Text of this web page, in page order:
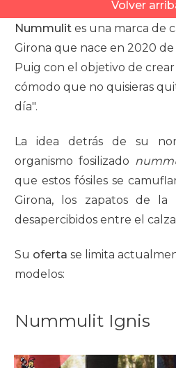
Volver
Nummulit es una marca de
Girona que nace en 2020
Puig con el objetivo de
cómodo que no quisieras
día".
La idea detrás de su
organismo fosilizado
que estos fósiles se
Girona, los zapatos de la
desapercibidos entre el
Su oferta se limita
modelos:
Nummulit Ignis